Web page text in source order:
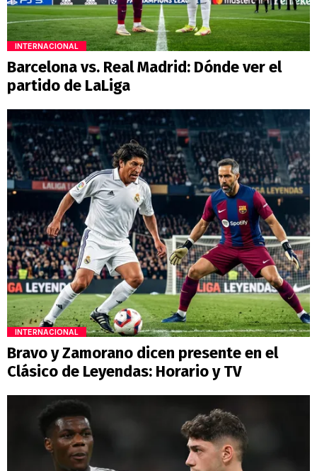
INTERNACIONAL
Barcelona vs. Real Madrid: Dónde ver el
partido de LaLiga
INTERNACIONAL
Bravo y Zamorano dicen presente en el
Clásico de Leyendas: Horario y TV